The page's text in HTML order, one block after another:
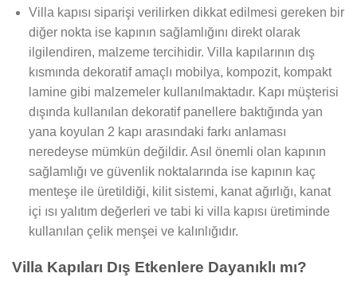
Villa kapısı siparişi verilirken dikkat edilmesi gereken bir
diğer nokta ise kapının sağlamlığını direkt olarak
ilgilendiren, malzeme tercihidir. Villa kapılarının dış
kısmında dekoratif amaçlı mobilya, kompozit, kompakt
lamine gibi malzemeler kullanılmaktadır. Kapı müşterisi
dışında kullanılan dekoratif panellere baktığında yan
yana koyulan 2 kapı arasındaki farkı anlaması
neredeyse mümkün değildir. Asıl önemli olan kapının
sağlamlığı ve güvenlik noktalarında ise kapının kaç
menteşe ile üretildiği, kilit sistemi, kanat ağırlığı, kanat
içi ısı yalıtım değerleri ve tabi ki villa kapısı üretiminde
kullanılan çelik menşei ve kalınlığıdır.
Villa Kapıları Dış Etkenlere Dayanıklı mı?